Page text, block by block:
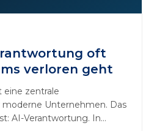
oft
verloren geht
eine zentrale
moderne Unternehmen. Das
AI-Verantwortung. In